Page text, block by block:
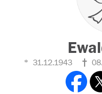
31.12.1943